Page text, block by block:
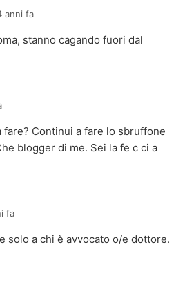
anni fa
stanno cagando fuori dal
fare? Continui a fare lo sbruffone
blogger di me. Sei la fe c ci a
fa
solo a chi è avvocato o/e dottore.